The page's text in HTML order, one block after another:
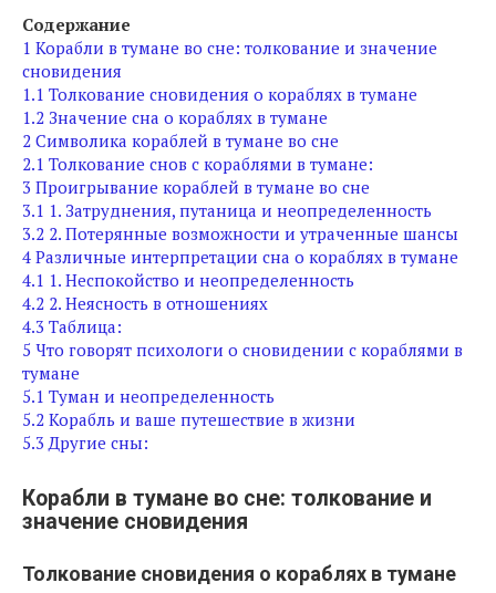
Содержание
1 Корабли в тумане во сне: толкование и значение
сновидения
1.1 Толкование сновидения о кораблях в тумане
1.2 Значение сна о кораблях в тумане
2 Символика кораблей в тумане во сне
2.1 Толкование снов с кораблями в тумане:
3 Проигрывание кораблей в тумане во сне
3.1 1. Затруднения, путаница и неопределенность
3.2 2. Потерянные возможности и утраченные шансы
4 Различные интерпретации сна о кораблях в тумане
4.1 1. Неспокойство и неопределенность
4.2 2. Неясность в отношениях
4.3 Таблица:
5 Что говорят психологи о сновидении с кораблями в
тумане
5.1 Туман и неопределенность
5.2 Корабль и ваше путешествие в жизни
5.3 Другие сны:
Корабли в тумане во сне: толкование и
значение сновидения
Толкование сновидения о кораблях в тумане